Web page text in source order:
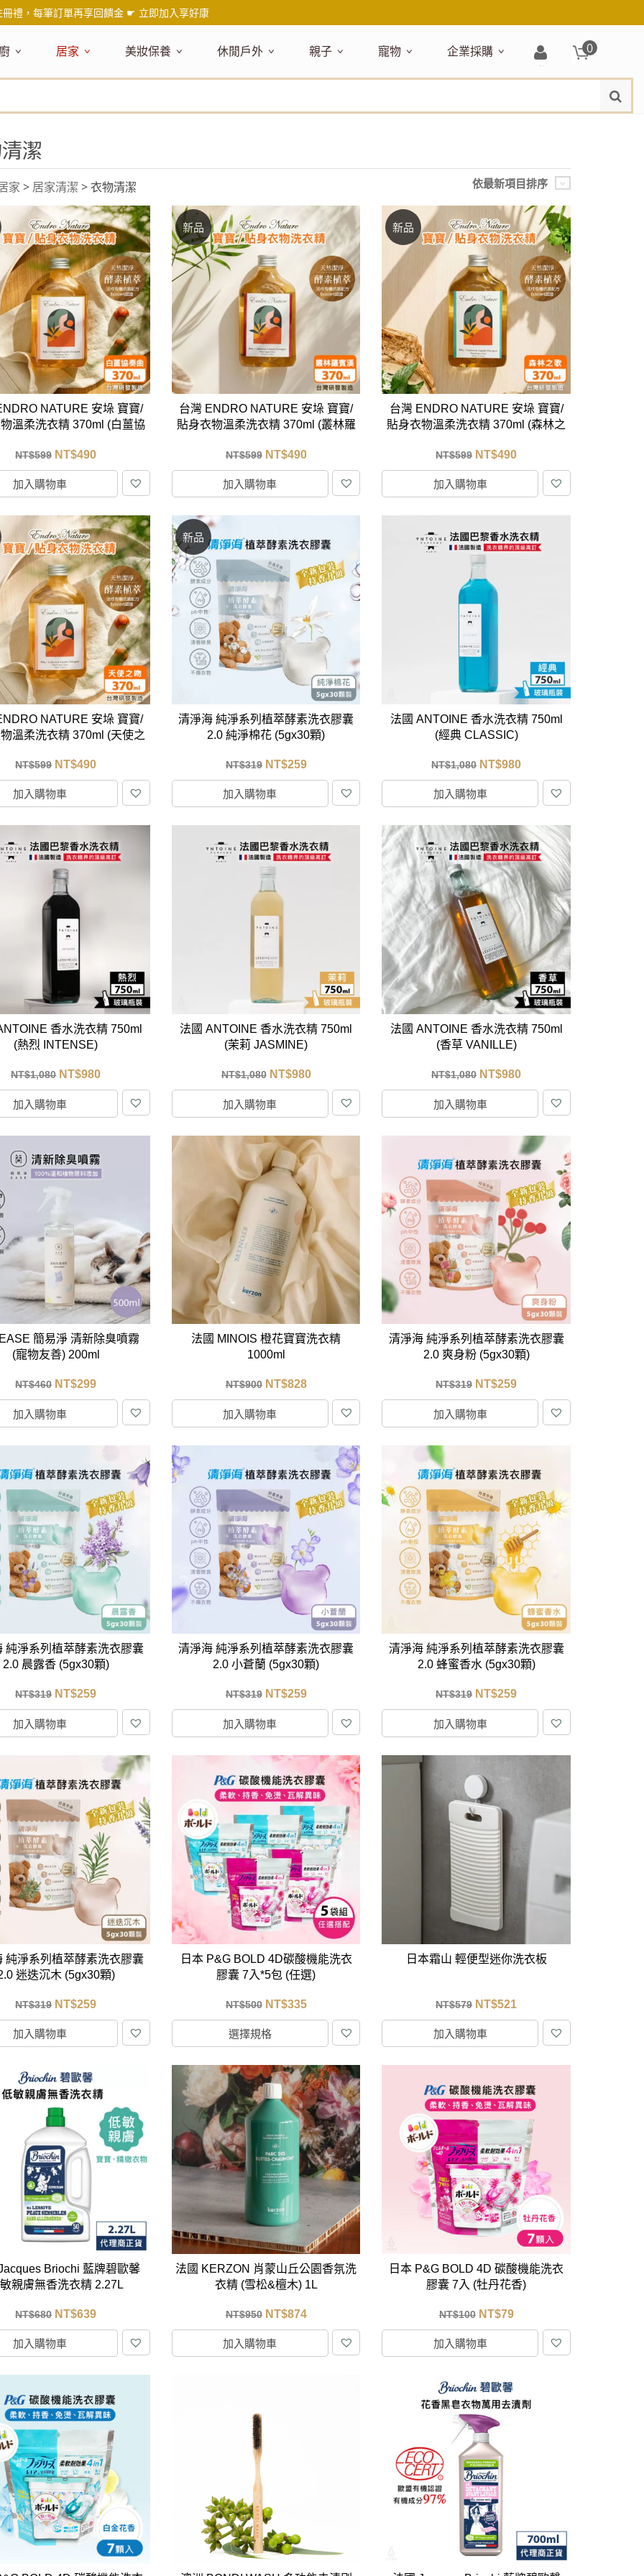
禮，每筆訂單再享回饋金 ☛ 立即加入享好康
健康食材
沾拌醬
米／麵
南北乾貨
義大利麵醬
烘焙材料粉
嚴選食品
堅果
沖泡飲品
穀片 / 麥片
保健食品
嚴選
經典梅森罐
和風食器
木質餐廚
咖啡
保溫杯瓶
隨行綠生活
料理工具
調理用具
烘焙用具
洗滌用具
製冰用具
餐桌食器
托盤層架
茶器具
咖啡器具
杯瓶
／玻璃杯
杯
杯
杯
杯／瓶
／水壺
食材收納
保鮮盒／便當盒
玻璃密封罐
真空密封罐
保鮮收納罐
保鮮袋
梅酒罐
廚房收納
冰箱收納
杯盤架
調料架
鍋蓋架
碗盤瀝水架
刀具砧板架
鍋
配件
小家電
快煮壺
餐廚品牌精選
居家
主題嚴選
天然驅蟲清潔劑
英式治癒系香氛
日系極簡風格
北歐簡約家居
居家清潔
浴廁清潔
垃圾／廚餘桶
防護消毒
居家收納
收納櫃
衛浴收納
精油／香氛
精油
室內擴香
香氛蠟燭
線香薰香
居家擺飾
造型時鐘
面紙盒套
壁上型裝飾
衛浴用品
浴巾／毛巾
地毯／地墊
傢俱
鞋櫃鞋架
寢具
床單被套
居家品牌精選
美妝保養
主題嚴選
美妝／香水
清潔洗沐
保養
臉部保養
身體保養
芳療／按摩
口腔清潔保養
手部保養
體香膏／噴霧
美妝品牌精選
休閒戶外
主題嚴選
露營野炊
穿搭配件
運動健身
戶外活動
野餐露營
防蚊用品
旅遊
旅行隨身
旅行收納
休閒戶外品牌精選
親子
主題嚴選
孕媽咪口袋清單
母嬰清潔保養
玩具天地
固齒器
外出必備
兒童雨鞋
寶寶旅行
寶寶睡覺
安撫巾
寵物
主題嚴選
狗狗專區
狗狗營養保健
沐浴美容
狗狗外出
企業採購
企業採購
0
家 > 居家清潔 > 衣物清潔
潔
依最新項目排序
NATURE 安垛 寶寶/
溫柔洗衣精 370ml (白薑協
NT$599 NT$490
加入購物車
新品
台灣 ENDRO NATURE 安垛 寶寶/
貼身衣物溫柔洗衣精 370ml (叢林羅
NT$599 NT$490
加入購物車
新品
台灣 ENDRO NATURE 安垛 寶寶/
貼身衣物溫柔洗衣精 370ml (森林之
NT$599 NT$490
加入購物車
NATURE 安垛 寶寶/
溫柔洗衣精 370ml (天使之
NT$599 NT$490
加入購物車
新品
清淨海 純淨系列植萃酵素洗衣膠囊
2.0 純淨棉花 (5gx30顆)
NT$319 NT$259
加入購物車
法國 ANTOINE 香水洗衣精 750ml
(經典 CLASSIC)
NT$1,080 NT$980
加入購物車
香水洗衣精 750ml
(熱烈 INTENSE)
NT$1,080 NT$980
加入購物車
法國 ANTOINE 香水洗衣精 750ml
(茉莉 JASMINE)
NT$1,080 NT$980
加入購物車
法國 ANTOINE 香水洗衣精 750ml
(香草 VANILLE)
NT$1,080 NT$980
加入購物車
簡易淨 清新除臭噴霧
(寵物友善) 200ml
NT$460 NT$299
加入購物車
法國 MINOIS 橙花寶寶洗衣精
1000ml
NT$900 NT$828
加入購物車
清淨海 純淨系列植萃酵素洗衣膠囊
2.0 爽身粉 (5gx30顆)
NT$319 NT$259
加入購物車
純淨系列植萃酵素洗衣膠囊
2.0 晨露香 (5gx30顆)
NT$319 NT$259
加入購物車
清淨海 純淨系列植萃酵素洗衣膠囊
2.0 小蒼蘭 (5gx30顆)
NT$319 NT$259
加入購物車
清淨海 純淨系列植萃酵素洗衣膠囊
2.0 蜂蜜香水 (5gx30顆)
NT$319 NT$259
加入購物車
純淨系列植萃酵素洗衣膠囊
迷迭沉木 (5gx30顆)
NT$319 NT$259
加入購物車
日本 P&G BOLD 4D碳酸機能洗衣
膠囊 7入*5包 (任選)
NT$500 NT$335
選擇規格
日本霜山 輕便型迷你洗衣板
NT$579 NT$521
加入購物車
Briochi 藍牌碧歐馨
親膚無香洗衣精 2.27L
NT$680 NT$639
加入購物車
法國 KERZON 肖蒙山丘公園香氛洗
衣精 (雪松&檀木) 1L
NT$950 NT$874
加入購物車
日本 P&G BOLD 4D 碳酸機能洗衣
膠囊 7入 (牡丹花香)
NT$100 NT$79
加入購物車